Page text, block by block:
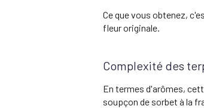
Ce que vous obtenez,
fleur originale.
Complexité des
En termes d'arômes,
soupçon de sorbet à la